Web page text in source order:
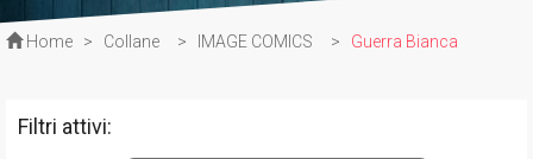
Home > Collane > IMAGE COMICS > Guerra Bianca
Filtri attivi: